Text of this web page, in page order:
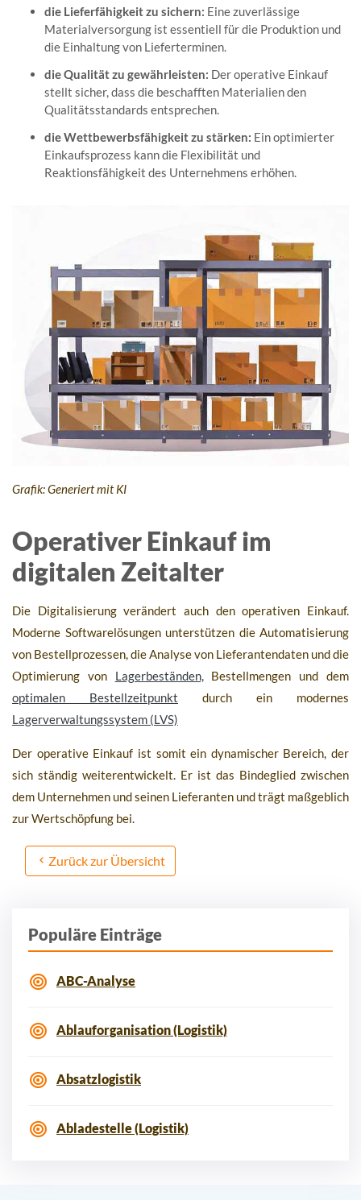
die Lieferfähigkeit zu sichern: Eine zuverlässige
Materialversorgung ist essentiell für die Produktion und
die Einhaltung von Lieferterminen.
die Qualität zu gewährleisten: Der operative Einkauf
stellt sicher, dass die beschafften Materialien den
Qualitätsstandards entsprechen.
die Wettbewerbsfähigkeit zu stärken: Ein optimierter
Einkaufsprozess kann die Flexibilität und
Reaktionsfähigkeit des Unternehmens erhöhen.
Grafik: Generiert mit KI
Operativer Einkauf im
digitalen Zeitalter
Die Digitalisierung verändert auch den operativen Einkauf.
Moderne Softwarelösungen unterstützen die Automatisierung
von Bestellprozessen, die Analyse von Lieferantendaten und die
Optimierung von Lagerbeständen,Bestellmengen und dem
optimalen Bestellzeitpunkt durch ein modernes
Lagerverwaltungssystem (LVS)
Der operative Einkauf ist somit ein dynamischer Bereich, der
sich ständig weiterentwickelt. Er ist das Bindeglied zwischen
dem Unternehmen und seinen Lieferanten und trägt maßgeblich
zur Wertschöpfung bei.
Zurück zur Übersicht
Populäre Einträge
ABC-Analyse
Ablauforganisation (Logistik)
Absatzlogistik
Abladestelle (Logistik)